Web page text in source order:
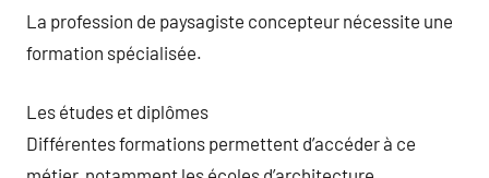
La profession de paysagiste concepteur nécessite une
formation spécialisée.
Les études et diplômes
Différentes formations permettent d’accéder à ce